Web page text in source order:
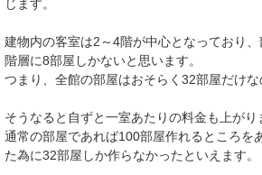
じます。
建物内の客室は2～4階が中心となっており
階層に8部屋しかないと思います。
つまり、全館の部屋はおそらく32部屋だけな
そうなると自ずと一室あたりの料金も上がり
通常の部屋であれば100部屋作れるところを
た為に32部屋しか作らなかったといえます。